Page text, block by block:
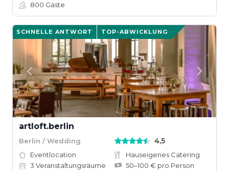
800 Gäste
SCHNELLE ANTWORT TOP-ABWICKLUNG
artloft.berlin
Berlin / Wedding 4,5
Eventlocation
Hauseigenes Catering
3 Veranstaltungsräume
50–100 € pro Person